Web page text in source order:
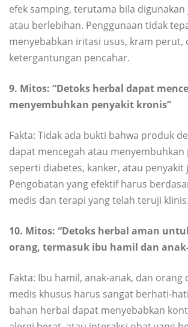
efek samping, terutama bila digunakan
atau berlebihan. Penggunaan tidak
menyebabkan iritasi usus, kram perut,
ketergantungan pencahar.
9. Mitos: “Detoks herbal dapat
menyembuhkan penyakit kronis”
Fakta: Tidak ada bukti bahwa produk
dapat mencegah atau
seperti diabetes, kanker, atau penyakit
Pengobatan yang efektif harus
medis dan terapi yang telah teruji klinis.
10. Mitos: “Detoks herbal aman
orang, termasuk ibu hamil dan
Fakta: Ibu hamil, anak-anak, dan orang
medis khusus harus sangat berhati-
bahan herbal dapat menyebabkan